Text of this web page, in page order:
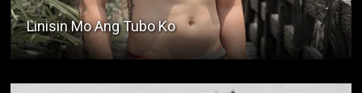
Epic Bus Ride